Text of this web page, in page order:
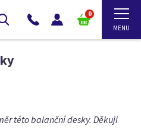
0
této balanční desky. Děkuji